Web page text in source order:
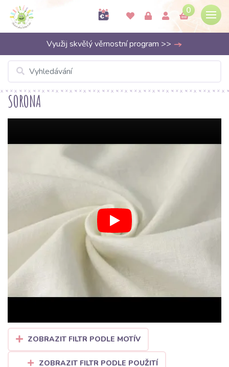
0
Využij skvělý věrnostní program >>
SORONA
ZOBRAZIT FILTR PODLE MOTÍV
ZOBRAZIT FILTR PODLE POUŽITÍ